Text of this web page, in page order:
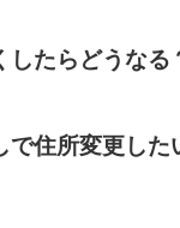
したらどうなる
で住所変更した